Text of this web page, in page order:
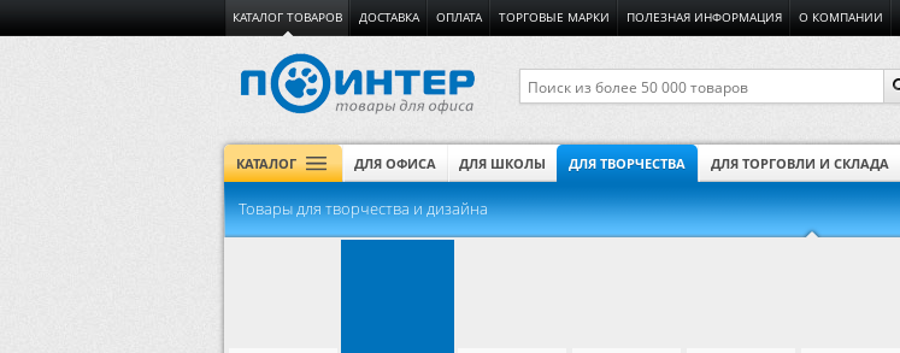
КАТАЛОГ ТОВАРОВ ДОСТАВКА ОПЛАТА ТОРГОВЫЕ МАРКИ ПОЛЕЗНАЯ ИНФОРМАЦИЯ О КОМПАНИИ
КАТАЛОГ ДЛЯ ОФИСА ДЛЯ ШКОЛЫ ДЛЯ ТВОРЧЕСТВА ДЛЯ ТОРГОВЛИ И СКЛАДА
Товары для творчества и дизайна